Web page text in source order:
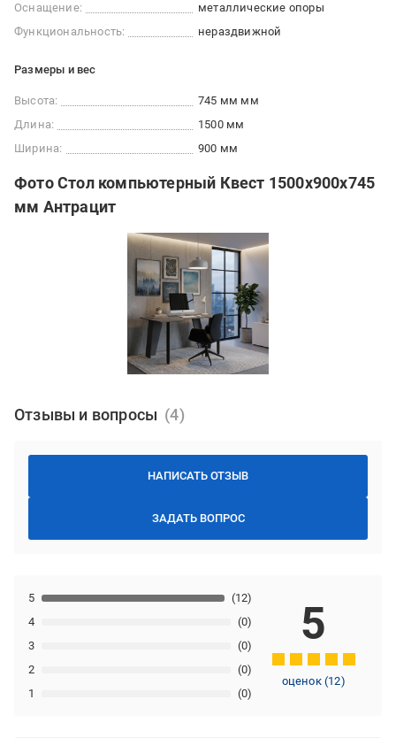
Оснащение:
металлические опоры
Функциональность:
нераздвижной
Размеры и вес
Высота:
745 мм мм
Длина:
1500 мм
Ширина:
900 мм
Фото Стол компьютерный Квест 1500x900x745
мм Антрацит
Отзывы и вопросы
НАПИСАТЬ ОТЗЫВ
ЗАДАТЬ ВОПРОС
1 (0)
2 (0)
3 (0)
4 (0)
5 (12)
5
оценок (12)